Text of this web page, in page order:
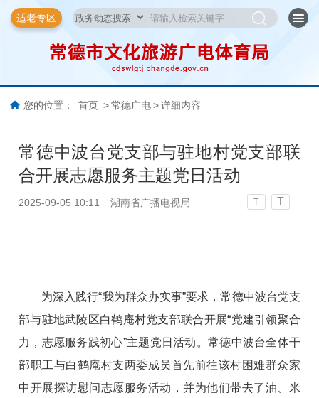
适老专区
您的位置： 首页 > 常德广电 > 详细内容
常德中波台党支部与驻地村党支部联
合开展志愿服务主题党日活动
2025-09-05 10:11 湖南省广播电视局 T T
为深入践行“我为群众办实事”要求，常德中波台党支
部与驻地武陵区白鹤庵村党支部联合开展“党建引领聚合
力，志愿服务践初心”主题党日活动。常德中波台全体干
部职工与白鹤庵村支两委成员首先前往该村困难群众家
中开展探访慰问志愿服务活动，并为他们带去了油、米